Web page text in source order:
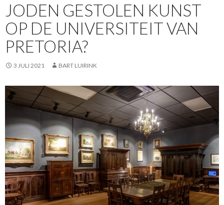
JODEN GESTOLEN KUNST
OP DE UNIVERSITEIT VAN
PRETORIA?
3 JULI 2021 BART LUIRINK